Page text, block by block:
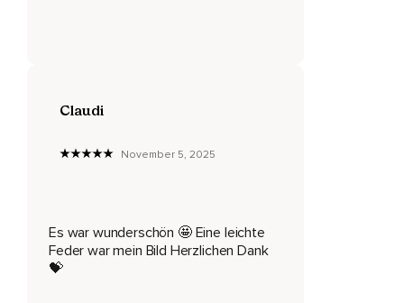
vor deinem inneren Auge vor,
Seifenblasen in deinem Kopf,
Die dort wild umherkreisen,
Claudi
November 5, 2025
Es war wunderschön 🤩 Eine leichte
Feder war mein Bild Herzlichen Dank
💝